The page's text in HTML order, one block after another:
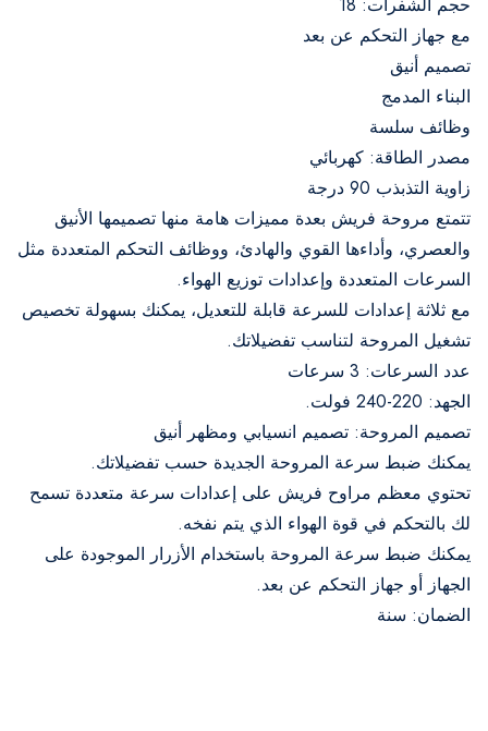
مع جهاز التحكم عن بعد
تصميم أنيق
البناء المدمج
وظائف سلسة
مصدر الطاقة: كهربائي
زاوية التذبذب 90 درجة
تتمتع مروحة فريش بعدة مميزات هامة منها تصميمها الأنيق
والعصري، وأداءها القوي والهادئ، ووظائف التحكم المتعددة مثل
السرعات المتعددة وإعدادات توزيع الهواء.
مع ثلاثة إعدادات للسرعة قابلة للتعديل، يمكنك بسهولة تخصيص
تشغيل المروحة لتناسب تفضيلاتك.
عدد السرعات: 3 سرعات
الجهد: 220-240 فولت.
تصميم المروحة: تصميم انسيابي ومظهر أنيق
يمكنك ضبط سرعة المروحة الجديدة حسب تفضيلاتك.
تحتوي معظم مراوح فريش على إعدادات سرعة متعددة تسمح
لك بالتحكم في قوة الهواء الذي يتم نفخه.
يمكنك ضبط سرعة المروحة باستخدام الأزرار الموجودة على
الجهاز أو جهاز التحكم عن بعد.
الضمان: سنة